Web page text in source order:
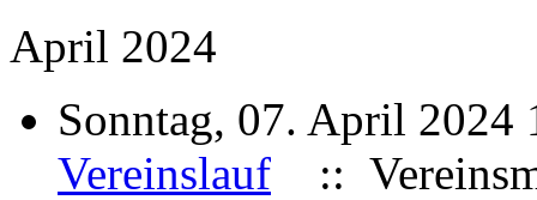
April 2024
Sonntag, 07. April 2024
Vereinslauf
::